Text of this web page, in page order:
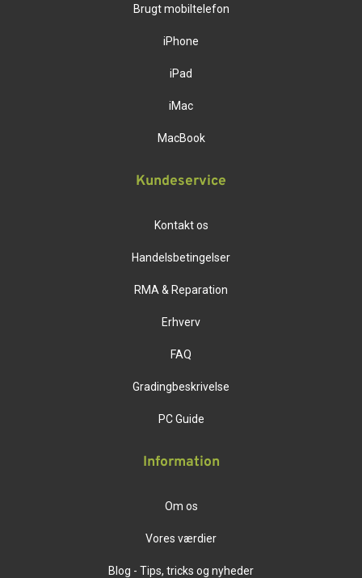
Brugt mobiltelefon
iPhone
iPad
iMac
MacBook
Kundeservice
Kontakt os
Handelsbetingelser
RMA & Reparation
Erhverv
FAQ
Gradingbeskrivelse
PC Guide
Information
Om os
Vores værdier
Blog - Tips, tricks og nyheder